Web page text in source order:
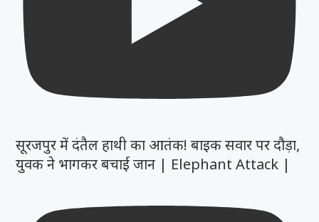
सूरजपुर में दंतैल हाथी का आतंक! बाइक सवार पर दौड़ा,
युवक ने भागकर बचाई जान | Elephant Attack |